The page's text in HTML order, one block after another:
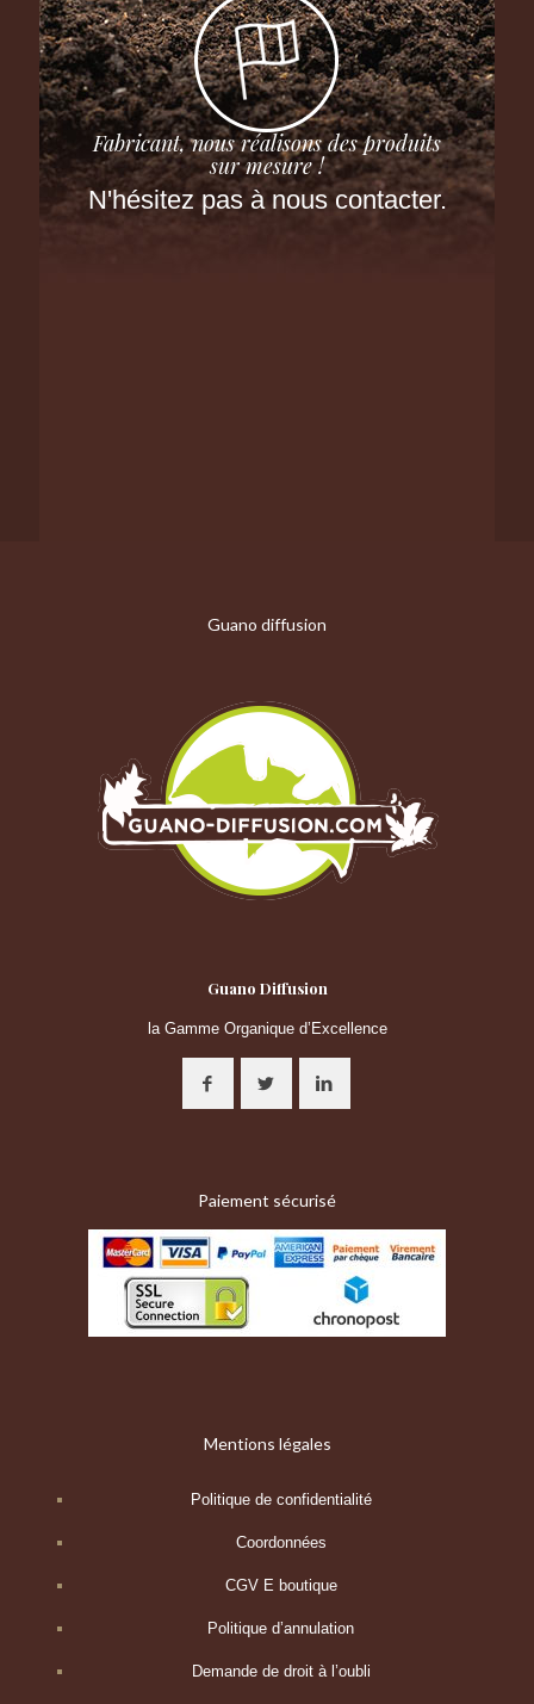
Fabricant, nous réalisons des produits
sur mesure !
N'hésitez pas à nous contacter.
Guano diffusion
Guano Diffusion
la Gamme Organique d’Excellence
Paiement sécurisé
Mentions légales
Politique de confidentialité
Coordonnées
CGV E boutique
Politique d’annulation
Demande de droit à l’oubli